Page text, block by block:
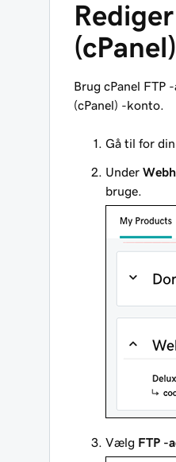
Brug cPanel FTP
(cPanel) -konto.
Gå til for
Under
bruge.
Vælg FTP -